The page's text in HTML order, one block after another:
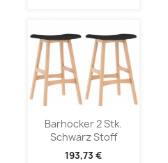
Barhocker 2 Stk.
Schwarz Stoff
193,73 €